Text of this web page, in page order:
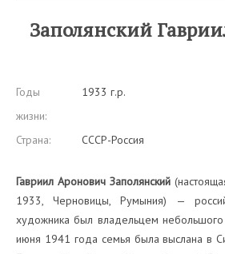
Заполянский
Годы
жизни:
1933 г.р.
Страна: СССР-Россия
Гавриил Аронович Заполянский
1933, Черновицы, Румыния) —
художника был владельцем небольшого
июня 1941 года семья была выслана в